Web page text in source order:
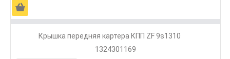
Ä
Крышка передняя картера КПП ZF 9s1310
1324301169